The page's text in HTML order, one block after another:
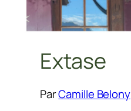
Extase
ParCamille Belony